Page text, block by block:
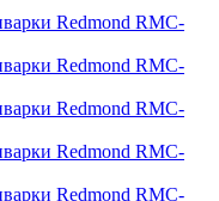
Redmond RMC-
Redmond RMC-
Redmond RMC-
Redmond RMC-
Redmond RMC-